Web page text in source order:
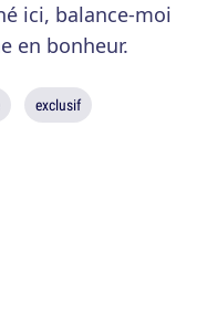
ici, balance-moi
en bonheur.
exclusif